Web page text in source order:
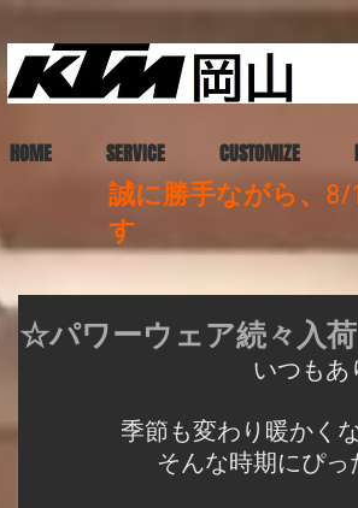
HOME SERVICE CUSTOMIZE
誠に勝手ながら、
す
☆パワーウェア続々入
いつもあ
季節も変わり暖かく
そんな時期にぴっ